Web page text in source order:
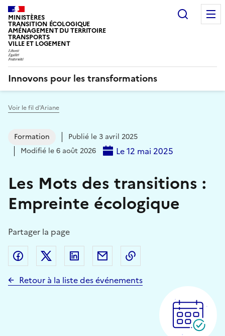
MINISTÈRES
TRANSITION ÉCOLOGIQUE
AMÉNAGEMENT DU TERRITOIRE
TRANSPORTS
VILLE ET LOGEMENT
Innovons pour les transformations
Voir le fil d'Ariane
Formation
Publié le 3 avril 2025
Modifié le 6 août 2026
Le 12 mai 2025
Les Mots des transitions :
Empreinte écologique
Partager la page
Partager sur Facebook
Partager sur Twitter (X)
Partager sur Linkedin
Partager par email
Retour à la liste des événements